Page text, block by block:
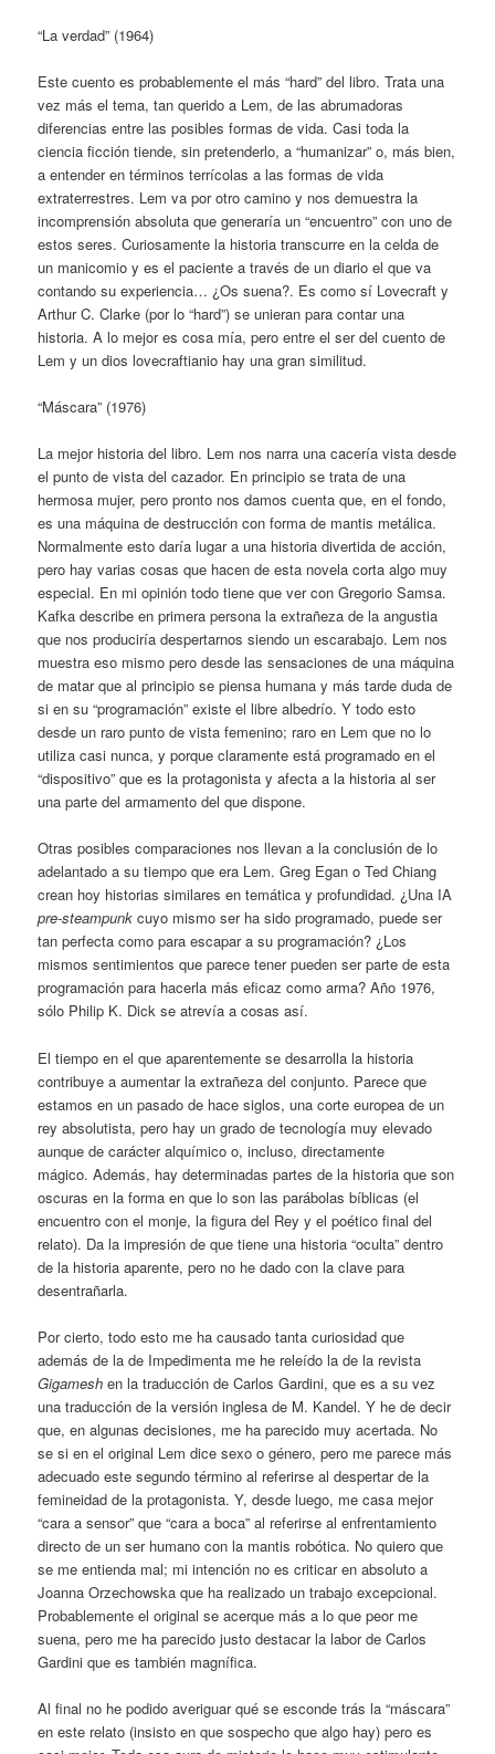
“La verdad” (1964)
Este cuento es probablemente el más “hard” del libro. Trata una
vez más el tema, tan querido a Lem, de las abrumadoras
diferencias entre las posibles formas de vida. Casi toda la
ciencia ficción tiende, sin pretenderlo, a “humanizar” o, más bien,
a entender en términos terrícolas a las formas de vida
extraterrestres. Lem va por otro camino y nos demuestra la
incomprensión absoluta que generaría un “encuentro” con uno de
estos seres. Curiosamente la historia transcurre en la celda de
un manicomio y es el paciente a través de un diario el que va
contando su experiencia… ¿Os suena?. Es como sí Lovecraft y
Arthur C. Clarke (por lo “hard”) se unieran para contar una
historia. A lo mejor es cosa mía, pero entre el ser del cuento de
Lem y un dios lovecraftianio hay una gran similitud.
“Máscara” (1976)
La mejor historia del libro. Lem nos narra una cacería vista desde
el punto de vista del cazador. En principio se trata de una
hermosa mujer, pero pronto nos damos cuenta que, en el fondo,
es una máquina de destrucción con forma de mantis metálica.
Normalmente esto daría lugar a una historia divertida de acción,
pero hay varias cosas que hacen de esta novela corta algo muy
especial. En mi opinión todo tiene que ver con Gregorio Samsa.
Kafka describe en primera persona la extrañeza de la angustia
que nos produciría despertarnos siendo un escarabajo. Lem nos
muestra eso mismo pero desde las sensaciones de una máquina
de matar que al principio se piensa humana y más tarde duda de
si en su “programación” existe el libre albedrío. Y todo esto
desde un raro punto de vista femenino; raro en Lem que no lo
utiliza casi nunca, y porque claramente está programado en el
“dispositivo” que es la protagonista y afecta a la historia al ser
una parte del armamento del que dispone.
Otras posibles comparaciones nos llevan a la conclusión de lo
adelantado a su tiempo que era Lem. Greg Egan o Ted Chiang
crean hoy historias similares en temática y profundidad. ¿Una IA
pre-steampunk cuyo mismo ser ha sido programado, puede ser
tan perfecta como para escapar a su programación? ¿Los
mismos sentimientos que parece tener pueden ser parte de esta
programación para hacerla más eficaz como arma? Año 1976,
sólo Philip K. Dick se atrevía a cosas así.
El tiempo en el que aparentemente se desarrolla la historia
contribuye a aumentar la extrañeza del conjunto. Parece que
estamos en un pasado de hace siglos, una corte europea de un
rey absolutista, pero hay un grado de tecnología muy elevado
aunque de carácter alquímico o, incluso, directamente
mágico. Además, hay determinadas partes de la historia que son
oscuras en la forma en que lo son las parábolas bíblicas (el
encuentro con el monje, la figura del Rey y el poético final del
relato). Da la impresión de que tiene una historia “oculta” dentro
de la historia aparente, pero no he dado con la clave para
desentrañarla.
Por cierto, todo esto me ha causado tanta curiosidad que
además de la de Impedimenta me he releído la de la revista
Gigamesh en la traducción de Carlos Gardini, que es a su vez
una traducción de la versión inglesa de M. Kandel. Y he de decir
que, en algunas decisiones, me ha parecido muy acertada. No
se si en el original Lem dice sexo o género, pero me parece más
adecuado este segundo término al referirse al despertar de la
femineidad de la protagonista. Y, desde luego, me casa mejor
“cara a sensor” que “cara a boca” al referirse al enfrentamiento
directo de un ser humano con la mantis robótica. No quiero que
se me entienda mal; mi intención no es criticar en absoluto a
Joanna Orzechowska que ha realizado un trabajo excepcional.
Probablemente el original se acerque más a lo que peor me
suena, pero me ha parecido justo destacar la labor de Carlos
Gardini que es también magnífica.
Al final no he podido averiguar qué se esconde trás la “máscara”
en este relato (insisto en que sospecho que algo hay) pero es